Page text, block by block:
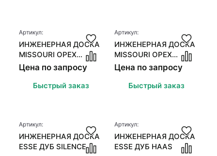
Артикул:
ИНЖЕНЕРНАЯ ДОСКА
MISSOURI ОРЕХ
АМЕРИКАНСКИЙ
НАТУР
Цена по запросу
Быстрый заказ
Артикул:
ИНЖЕНЕРНАЯ ДОСКА
MISSOURI ОРЕХ
АМЕРИКАНСКИЙ
СЕЛЕКТ
Цена по запросу
Быстрый заказ
Артикул:
ИНЖЕНЕРНАЯ ДОСКА
ESSE ДУБ SILENCE
Артикул:
ИНЖЕНЕРНАЯ ДОСКА
ESSE ДУБ HAAS